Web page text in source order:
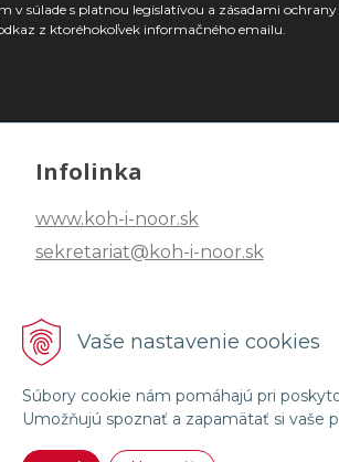
Vaše nastavenie cookies
Súbory cookie nám pomáhajú pri
Umožňujú spoznať a zapamätať si vaše
v súlade s platnou legislatívou a zásadami
z ktoréhokoľvek informačného emailu.
Infolinka
www.koh-i-noor.sk
sekretariat@koh-i-noor.sk
Tel: +421 2 40252101
Fax: +421 2 44872870